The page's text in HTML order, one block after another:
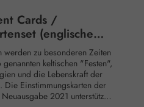
Cards /
(englische
werden zu besonderen Zeiten
keltischen "Festen",
und die Lebenskraft der
2021 unterstützen